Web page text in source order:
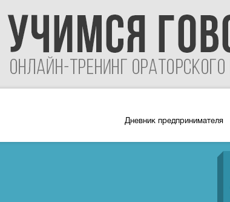
Дневник предпринимателя